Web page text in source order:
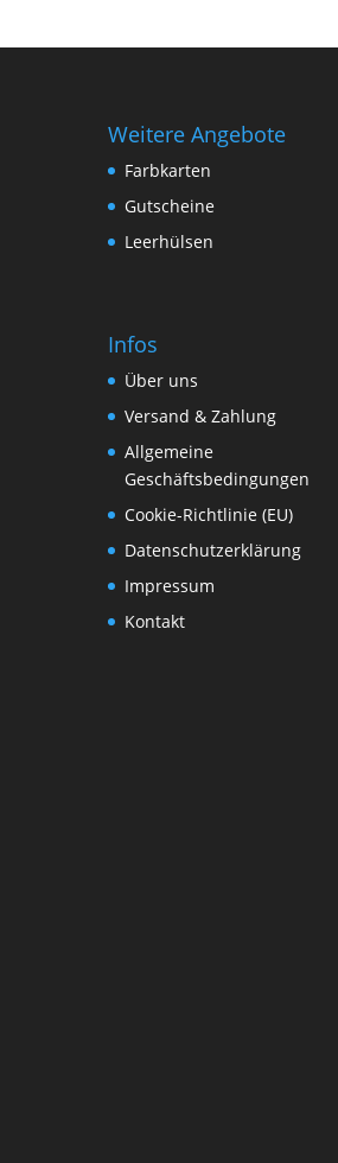
Weitere Angebote
Farbkarten
Gutscheine
Leerhülsen
Infos
Über uns
Versand & Zahlung
Allgemeine
Geschäftsbedingungen
Cookie-Richtlinie (EU)
Datenschutzerklärung
Impressum
Kontakt